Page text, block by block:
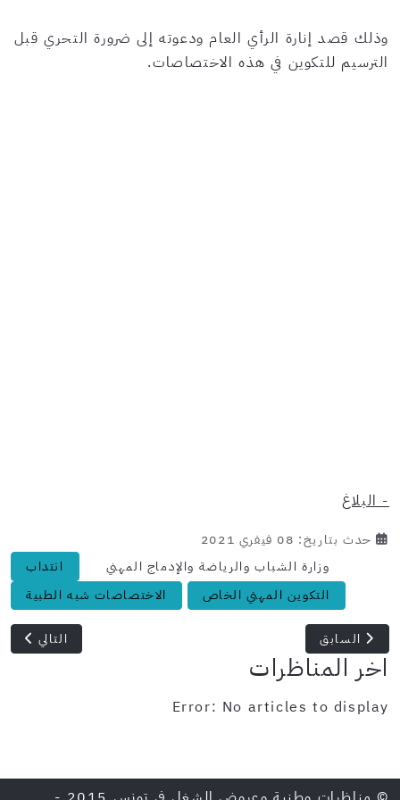
وذلك قصد إنارة الرأي العام ودعوته إلى ضرورة التحري قبل
الترسيم للتكوين في هذه الاختصاصات.
- البلاغ
حدث بتاريخ: 08 فيفري 2021
وزارة الشباب والرياضة والإدماج المهني
انتداب
التكوين المهني الخاص
الاختصاصات شبه الطبية
المقال السابق: وزارة التربية: نحو انتداب 3700 إطار تدريس خلال السنة الدراسية القادمة
السابق المقال التالي: فتح
التالي
اخر المناظرات
Error: No articles to display